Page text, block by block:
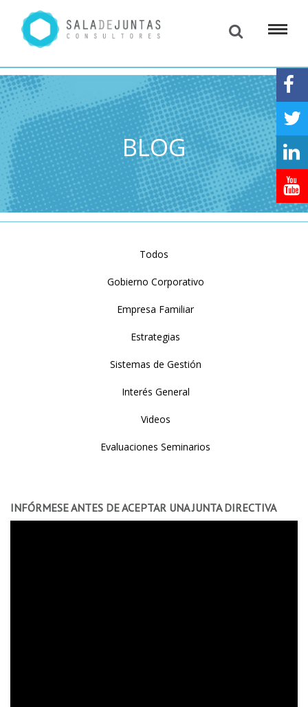
BLOG
Todos
Gobierno Corporativo
Empresa Familiar
Estrategias
Sistemas de Gestión
Interés General
Videos
Evaluaciones Seminarios
INFÓRMESE ANTES DE ACEPTAR UNA JUNTA DIRECTIVA